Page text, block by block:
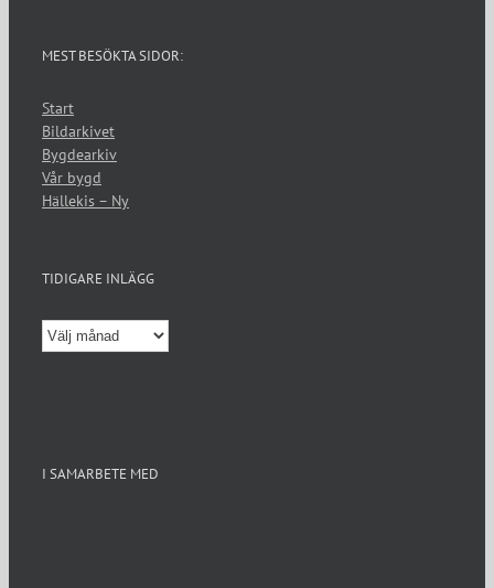
MEST BESÖKTA SIDOR:
Start
Bildarkivet
Bygdearkiv
Vår bygd
Hällekis – Ny
TIDIGARE INLÄGG
Tidigare
inlägg
I SAMARBETE MED